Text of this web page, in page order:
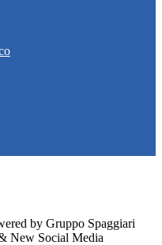
by Gruppo Spaggiari
New Social Media